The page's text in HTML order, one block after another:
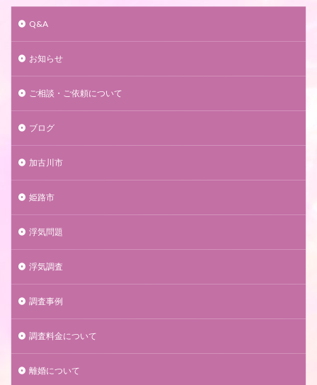
Q&A
お知らせ
ご相談・ご依頼について
ブログ
加古川市
姫路市
浮気問題
浮気調査
調査事例
調査料金について
離婚について